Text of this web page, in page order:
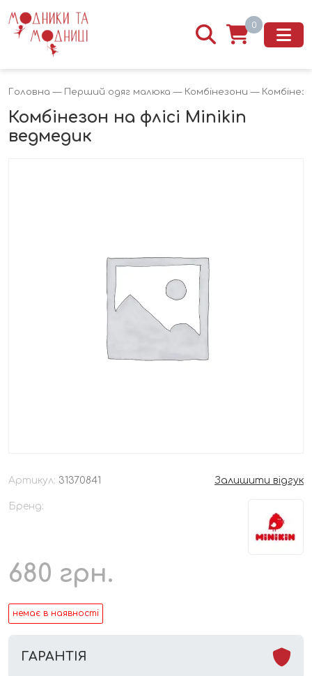
0
Головна — Перший одяг малюка — Комбінезони —
Комбінезон на флісі Minikin
ведмедик
Артикул: 31370841 Залишити відгук
Бренд:
680 грн.
немає в наявності
ГАРАНТІЯ